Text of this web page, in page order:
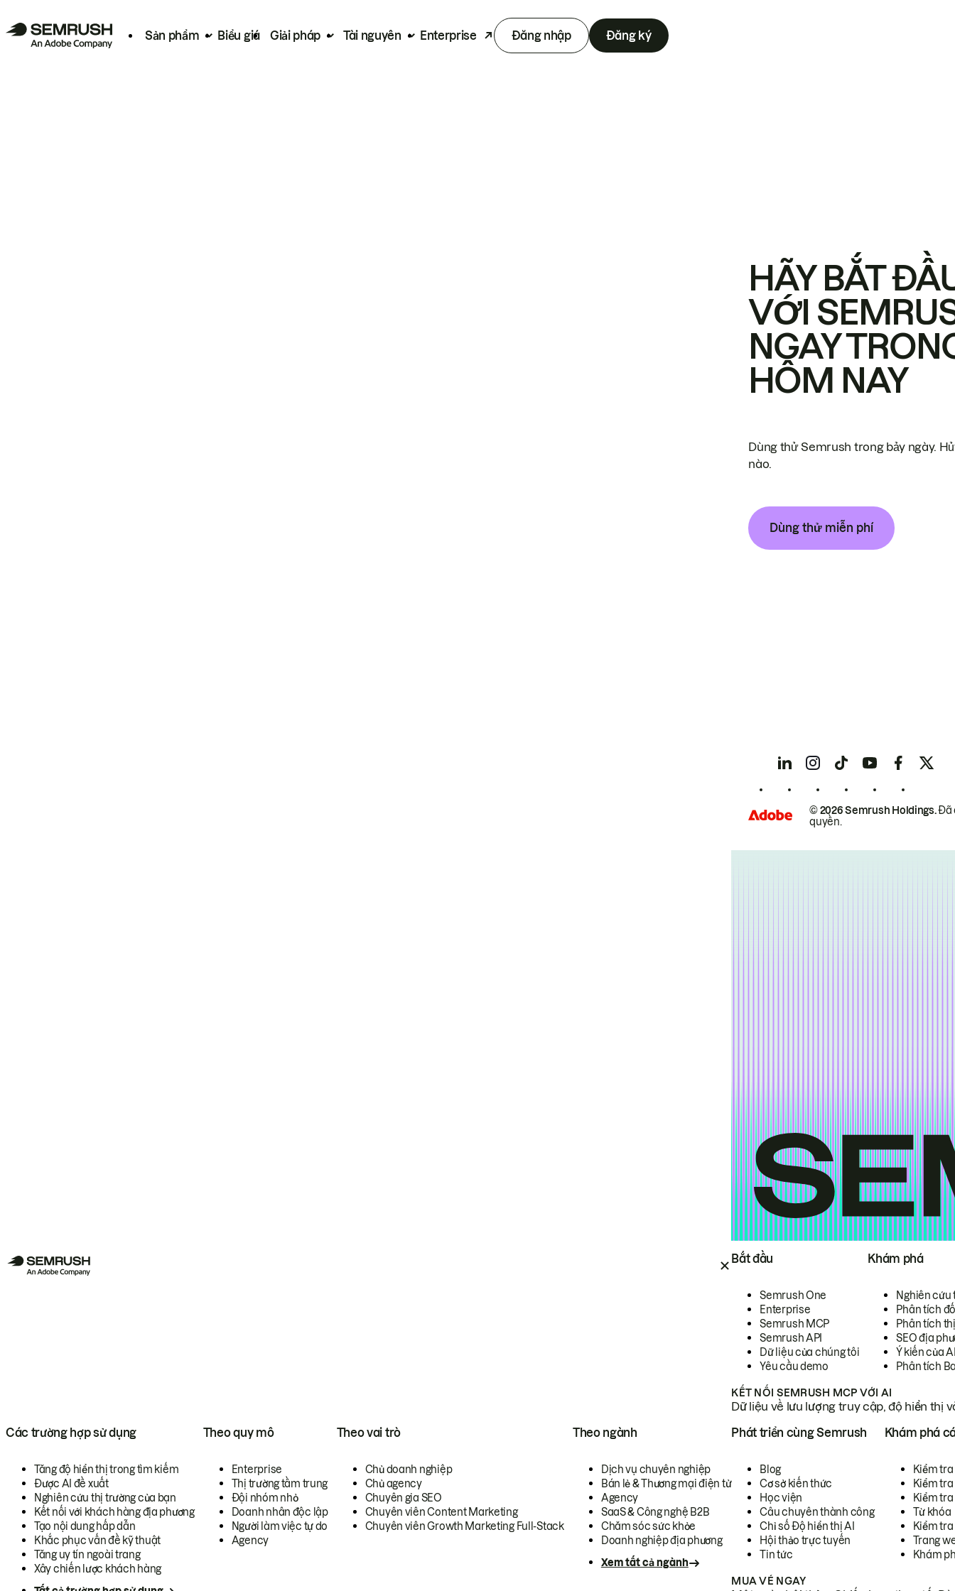
Sản phẩm Biểu giá Giải pháp Tài nguyên Enterprise Đăng nhập Đăng ký
Bắt đầu
Semrush One
Enterprise
Semrush MCP
Semrush API
Dữ liệu của chúng tôi
Yêu cầu demo
Khám phá
Nghiên cứu
Phân tích
Phân tích
SEO địa
Ý kiến của
Phân tích
KẾT NỐI SEMRUSH MCP VỚI AI
Dữ liệu về lưu lượng truy cập, độ hiển thị
Các trường hợp sử dụng
Tăng độ hiển thị trong tìm kiếm
Được AI đề xuất
Nghiên cứu thị trường của bạn
Kết nối với khách hàng địa phương
Tạo nội dung hấp dẫn
Khắc phục vấn đề kỹ thuật
Tăng uy tín ngoài trang
Xây chiến lược khách hàng
Theo quy mô
Enterprise
Thị trường tầm trung
Đội nhóm nhỏ
Doanh nhân độc lập
Người làm việc tự do
Agency
Theo vai trò
Chủ doanh nghiệp
Chủ agency
Chuyên gia SEO
Chuyên viên Content Marketing
Chuyên viên Growth Marketing Full-Stack
Theo ngành
Dịch vụ chuyên nghiệp
Bán lẻ & Thương mại điện tử
Agency
SaaS & Công nghệ B2B
Chăm sóc sức khỏe
Doanh nghiệp địa phương
Xem tất cả ngành
Phát triển cùng Semrush
Blog
Cơ sở kiến thức
Học viện
Câu chuyên thành công
Chỉ số Độ hiển thị AI
Hội thảo trực tuyến
Tin tức
Khám phá
Kiểm
Kiểm tra
Kiểm
Từ khóa
Kiểm
Trang
Khám
MUA VÉ NGAY
HÃY BẮT
VỚI
NGAY
HÔM NAY
Dùng thử Semrush trong bảy ngày.
nào.
Dùng thử miễn phí
© 2026 Semrush Holdings.Đã
quyền.